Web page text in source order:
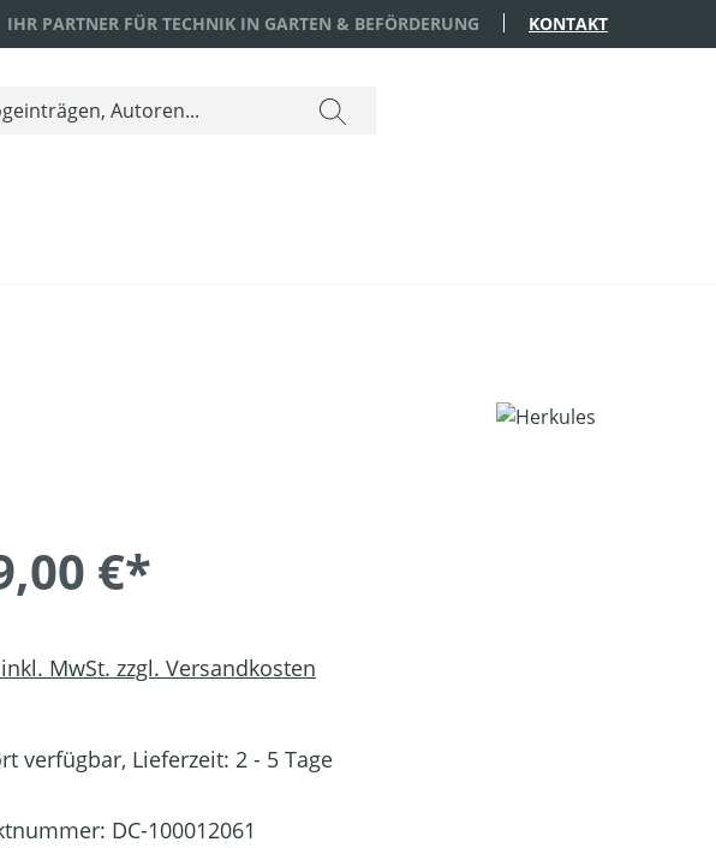
IHR PARTNER FÜR TECHNIK IN GARTEN & BEFÖRDERUNG KONTAKT
€*
MwSt. zzgl. Versandkosten
verfügbar, Lieferzeit: 2 - 5 Tage
DC-100012061